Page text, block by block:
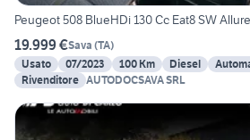
Peugeot 508 BlueHDi 130 Cc Eat8 SW
19.999 €Sava (TA)
Usato
07/2023 100 Km Diesel
Rivenditore AUTODOCSAVA SRL